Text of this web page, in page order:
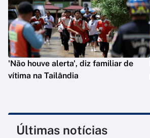
'Não houve alerta', diz familiar de
vítima na Tailândia
Últimas notícias